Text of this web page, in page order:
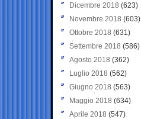
Dicembre 2018 (623)
Novembre 2018 (603)
Ottobre 2018 (631)
Settembre 2018 (586)
Agosto 2018 (362)
Luglio 2018 (562)
Giugno 2018 (563)
Maggio 2018 (634)
Aprile 2018 (547)